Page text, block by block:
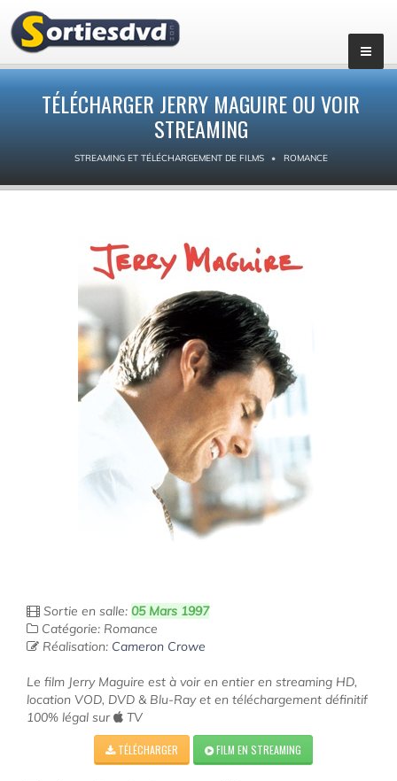
TÉLÉCHARGER JERRY MAGUIRE OU VOIR
STREAMING
STREAMING ET TÉLÉCHARGEMENT DE FILMS ROMANCE
Sortie en salle: 05 Mars 1997
Catégorie: Romance
Réalisation: Cameron Crowe
Le film Jerry Maguire est à voir en entier en streaming HD,
location VOD, DVD & Blu-Ray et en téléchargement définitif
100% légal sur
TV
TÉLÉCHARGER FILM EN STREAMING